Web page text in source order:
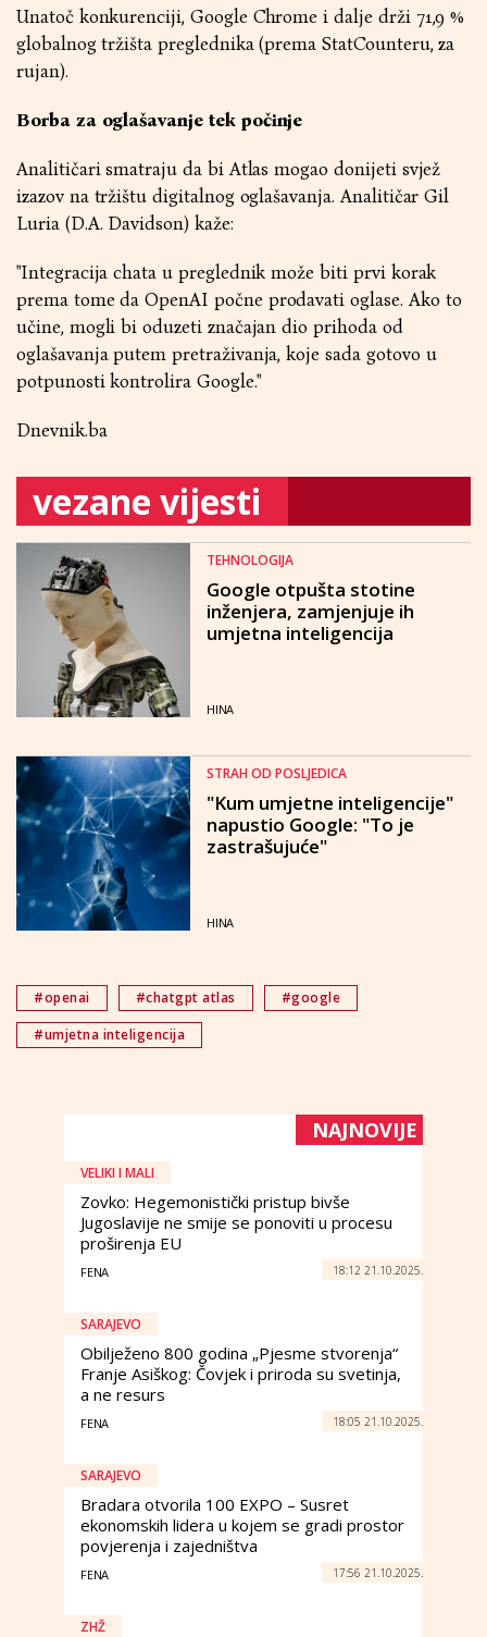
Unatoč konkurenciji, Google Chrome i dalje drži 71,9 %
globalnog tržišta preglednika (prema StatCounteru, za
rujan).
Borba za oglašavanje tek počinje
Analitičari smatraju da bi Atlas mogao donijeti svjež
izazov na tržištu digitalnog oglašavanja. Analitičar Gil
Luria (D.A. Davidson) kaže:
"Integracija chata u preglednik može biti prvi korak
prema tome da OpenAI počne prodavati oglase. Ako to
učine, mogli bi oduzeti značajan dio prihoda od
oglašavanja putem pretraživanja, koje sada gotovo u
potpunosti kontrolira Google."
Dnevnik.ba
vezane vijesti
TEHNOLOGIJA
Google otpušta stotine
inženjera, zamjenjuje ih
umjetna inteligencija
HINA
STRAH OD POSLJEDICA
"Kum umjetne inteligencije"
napustio Google: "To je
zastrašujuće"
HINA
#openai #chatgpt atlas
#google
#umjetna inteligencija
NAJNOVIJE
VELIKI I MALI
Zovko: Hegemonistički pristup bivše
Jugoslavije ne smije se ponoviti u procesu
proširenja EU
FENA 18:12 21.10.2025.
SARAJEVO
Obilježeno 800 godina „Pjesme stvorenja“
Franje Asiškog: Čovjek i priroda su svetinja,
a ne resurs
FENA 18:05 21.10.2025.
SARAJEVO
Bradara otvorila 100 EXPO – Susret
ekonomskih lidera u kojem se gradi prostor
povjerenja i zajedništva
FENA 17:56 21.10.2025.
ZHŽ